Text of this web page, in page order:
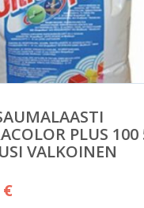
PLUS 100
VALKOINEN
€